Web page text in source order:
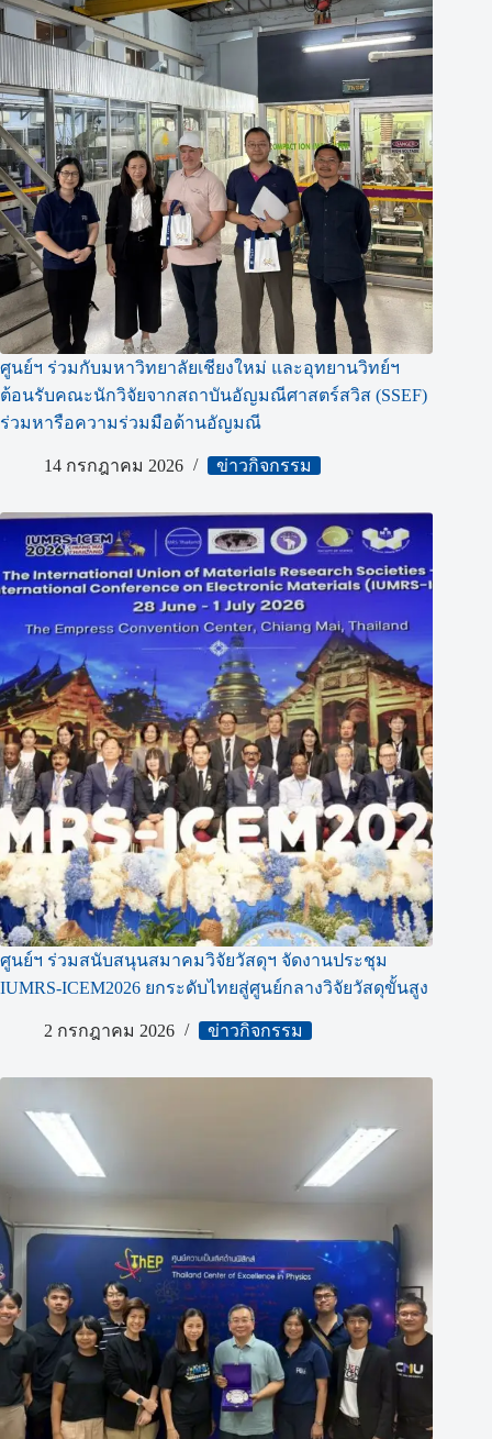
ศูนย์ฯ ร่วมกับมหาวิทยาลัยเชียงใหม่ และอุทยานวิทย์ฯ
ต้อนรับคณะนักวิจัยจากสถาบันอัญมณีศาสตร์สวิส (SSEF)
ร่วมหารือความร่วมมือด้านอัญมณี
14 กรกฎาคม 2026 ข่าวกิจกรรม
ศูนย์ฯ ร่วมสนับสนุนสมาคมวิจัยวัสดุฯ จัดงานประชุม
IUMRS-ICEM2026 ยกระดับไทยสู่ศูนย์กลางวิจัยวัสดุขั้นสูง
2 กรกฎาคม 2026 ข่าวกิจกรรม